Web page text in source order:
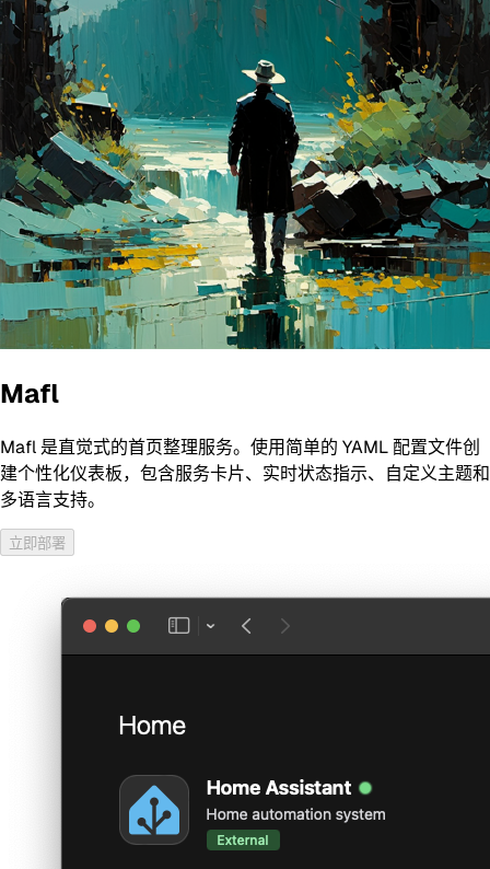
Mafl
Mafl 是直觉式的首页整理服务。使用简单的 YAML 配置文件创
建个性化仪表板，包含服务卡片、实时状态指示、自定义主题和
多语言支持。
立即部署